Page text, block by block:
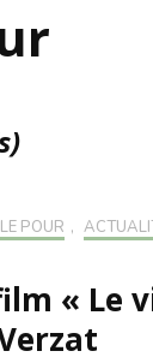
POUR ,
« Le